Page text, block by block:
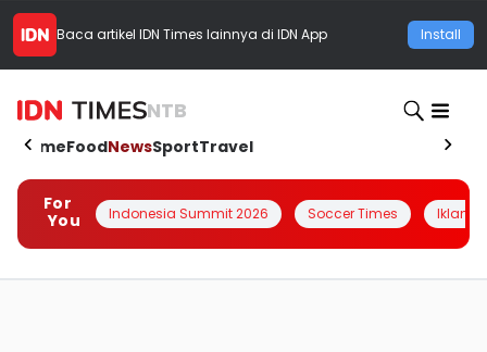
Baca artikel IDN Times lainnya di IDN App Install
NTB
HomeFoodNewsSportTravel
For
You
Indonesia Summit 2026 Soccer Times Iklanin